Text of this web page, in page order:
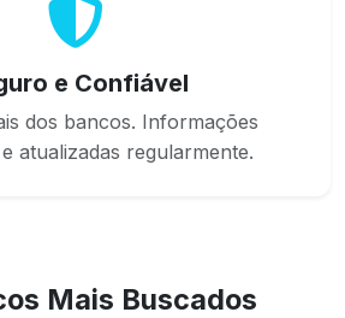
e Confiável
dos bancos. Informações
atualizadas regularmente.
Mais Buscados